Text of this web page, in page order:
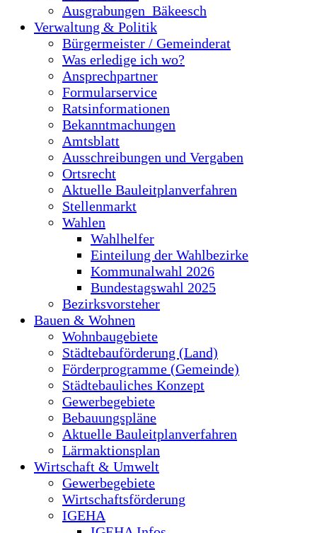
Ausgrabungen_Bäkeesch
Verwaltung & Politik
Bürgermeister / Gemeinderat
Was erledige ich wo?
Ansprechpartner
Formularservice
Ratsinformationen
Bekanntmachungen
Amtsblatt
Ausschreibungen und Vergaben
Ortsrecht
Aktuelle Bauleitplanverfahren
Stellenmarkt
Wahlen
Wahlhelfer
Einteilung der Wahlbezirke
Kommunalwahl 2026
Bundestagswahl 2025
Bezirksvorsteher
Bauen & Wohnen
Wohnbaugebiete
Städtebauförderung (Land)
Förderprogramme (Gemeinde)
Städtebauliches Konzept
Gewerbegebiete
Bebauungspläne
Aktuelle Bauleitplanverfahren
Lärmaktionsplan
Wirtschaft & Umwelt
Gewerbegebiete
Wirtschaftsförderung
IGEHA